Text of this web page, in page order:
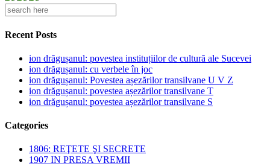
Recent Posts
ion drăgușanul: povestea instituțiilor de cultură ale Sucevei
ion drăgușanul: cu verbele în joc
ion drăgușanul: Povestea așezărilor transilvane U V Z
ion drăgușanul: povestea așezărilor transilvane T
ion drăgușanul: povestea așezărilor transilvane S
Categories
1806: REŢETE ŞI SECRETE
1907 IN PRESA VREMII